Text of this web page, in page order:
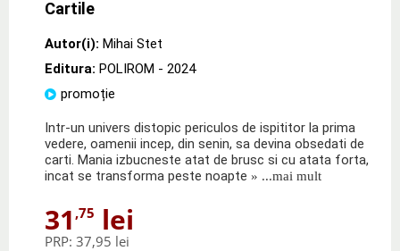
Cartile
Autor(i): Mihai Stet
Editura: POLIROM - 2024
promoție
Intr-un univers distopic periculos de ispititor la prima
vedere, oamenii incep, din senin, sa devina obsedati de
carti. Mania izbucneste atat de brusc si cu atata forta,
incat se transforma peste noapte » ...mai mult
31 ,75 lei
PRP: 37,95 lei